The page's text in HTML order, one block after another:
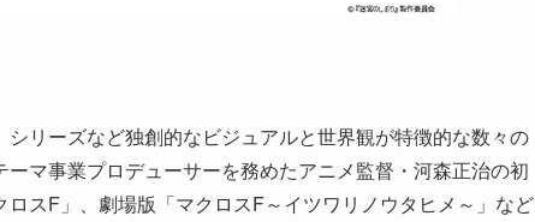
リーズなど独創的なビジュアルと世界観が特徴的な数々の
マ事業プロデューサーを務めたアニメ監督・河森正治の初
スF」、劇場版「マクロスF～イツワリノウタヒメ～」など